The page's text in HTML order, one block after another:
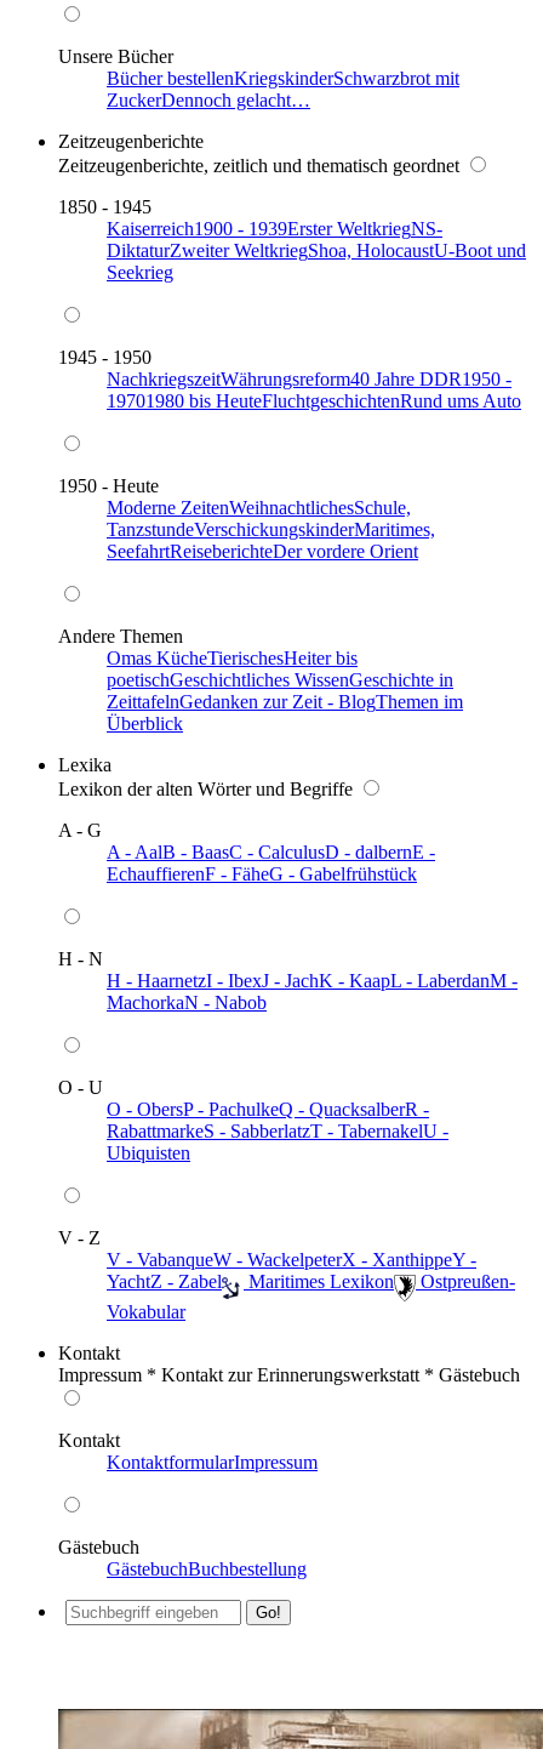
Unsere Bücher
Bücher bestellenKriegskinderSchwarzbrot mit
ZuckerDennoch gelacht…
Zeitzeugenberichte
Zeitzeugenberichte, zeitlich und thematisch geordnet
1850 - 1945
Kaiserreich1900 - 1939Erster WeltkriegNS-
DiktaturZweiter WeltkriegShoa, HolocaustU-Boot und
Seekrieg
1945 - 1950
NachkriegszeitWährungsreform40 Jahre DDR1950 -
19701980 bis HeuteFluchtgeschichtenRund ums Auto
1950 - Heute
Moderne ZeitenWeihnachtlichesSchule,
TanzstundeVerschickungskinderMaritimes,
SeefahrtReiseberichteDer vordere Orient
Andere Themen
Omas KücheTierischesHeiter bis
poetischGeschichtliches WissenGeschichte in
ZeittafelnGedanken zur Zeit - BlogThemen im
Überblick
Lexika
Lexikon der alten Wörter und Begriffe
A - G
A - AalB - BaasC - CalculusD - dalbernE -
EchauffierenF - FäheG - Gabelfrühstück
H - N
H - HaarnetzI - IbexJ - JachK - KaapL - LaberdanM -
MachorkaN - Nabob
O - U
O - ObersP - PachulkeQ - QuacksalberR -
RabattmarkeS - SabberlatzT - TabernakelU -
Ubiquisten
V - Z
V - VabanqueW - WackelpeterX - XanthippeY -
YachtZ - Zabel ️ Maritimes Lexikon
️ Ostpreußen-
Vokabular
Kontakt
Impressum * Kontakt zur Erinnerungswerkstatt * Gästebuch
Kontakt
KontaktformularImpressum
Gästebuch
GästebuchBuchbestellung